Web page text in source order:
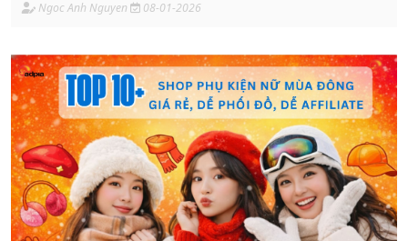
Affiliate trong thời đại Fast-Marketing. Tối ưu chi phí, kết
Ngoc Anh Nguyen 08-01-2026